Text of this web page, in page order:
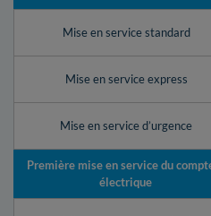
Mise en service standard
Mise en service express
Mise en service d’urgence
Première mise en service du
électrique